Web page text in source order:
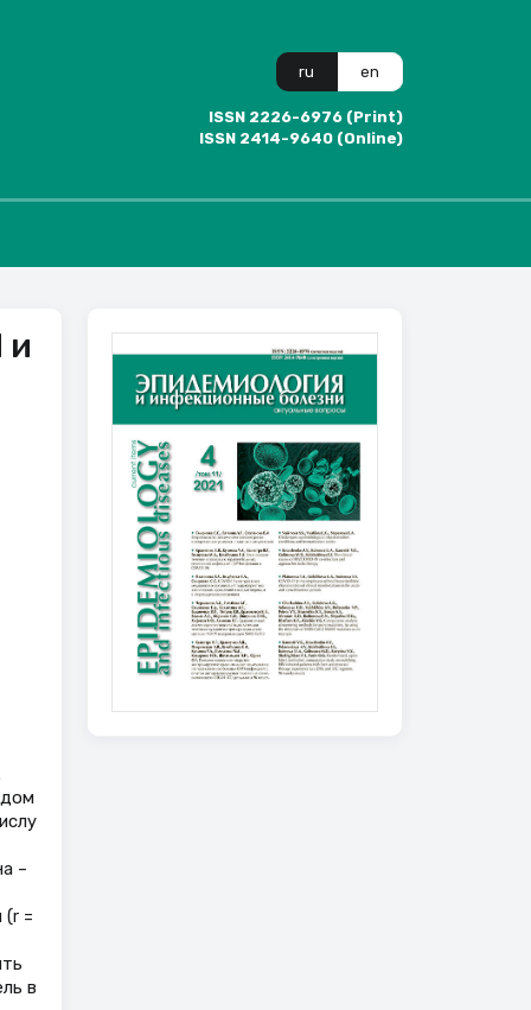
ru en
ISSN 2226-6976 (Print)
ISSN 2414-9640 (Online)
и
–
(r =
в